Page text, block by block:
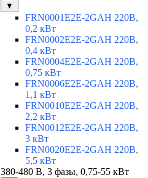
▼
FRN0001E2E-2GAH 220В,
0,2 кВт
FRN0002E2E-2GAH 220В,
0,4 кВт
FRN0004E2E-2GAH 220В,
0,75 кВт
FRN0006E2E-2GAH 220В,
1,1 кВт
FRN0010E2E-2GAH 220В,
2,2 кВт
FRN0012E2E-2GAH 220В,
3 кВт
FRN0020E2E-2GAH 220В,
5,5 кВт
380-480 В, 3 фазы, 0,75-55 кВт